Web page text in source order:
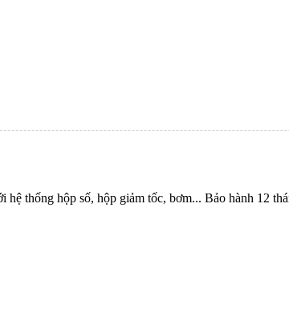
thống hộp số, hộp giảm tốc, bơm... Bảo hành 12